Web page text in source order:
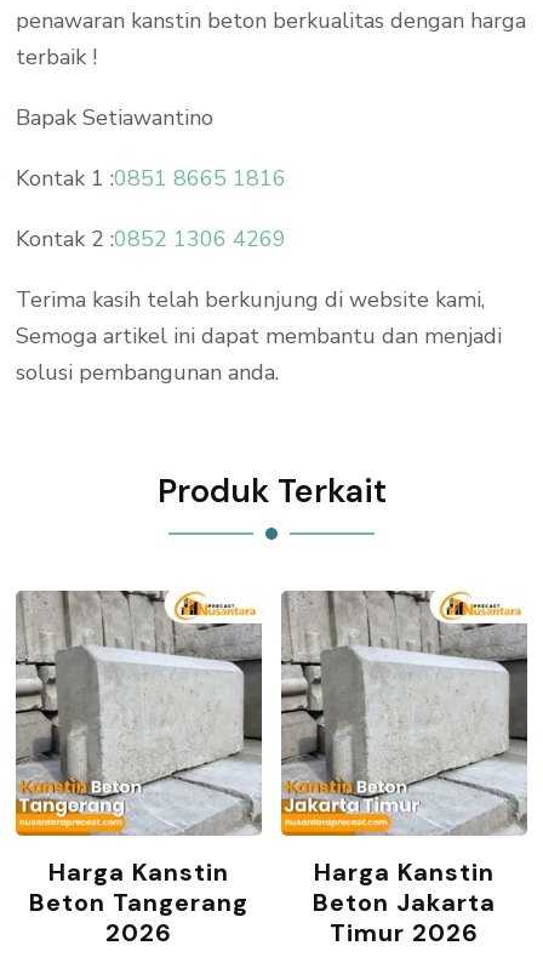
penawaran kanstin beton berkualitas dengan harga
terbaik !
Bapak Setiawantino
Kontak 1 :0851 8665 1816
Kontak 2 :0852 1306 4269
Terima kasih telah berkunjung di website kami,
Semoga artikel ini dapat membantu dan menjadi
solusi pembangunan anda.
Produk Terkait
Harga Kanstin
Beton Tangerang
2026
Harga Kanstin
Beton Jakarta
Timur 2026